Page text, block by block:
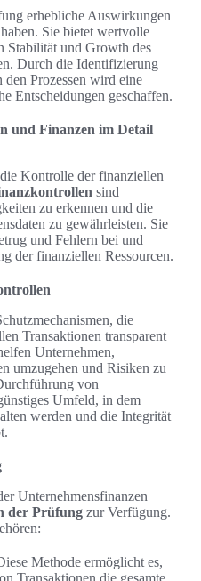
erhebliche Auswirkungen
Sie bietet wertvolle
Stabilität und Growth des
Durch die Identifizierung
Prozessen wird eine
Entscheidungen geschaffen.
und Finanzen im Detail
Kontrolle der finanziellen
sind
zu erkennen und die
zu gewährleisten. Sie
und Fehlern bei und
der finanziellen Ressourcen.
die
Transaktionen transparent
Unternehmen,
umzugehen und Risiken zu
von
Umfeld, in dem
werden und die Integrität
Unternehmensfinanzen
der Prüfung zur Verfügung.
Methode ermöglicht es,